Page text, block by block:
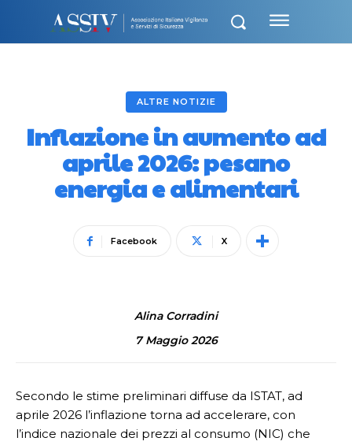
ALTRE NOTIZIE
Inflazione in aumento ad
aprile 2026: pesano
energia e alimentari
Facebook X
Alina Corradini
7 Maggio 2026
Secondo le stime preliminari diffuse da ISTAT, ad
aprile 2026 l’inflazione torna ad accelerare, con
l’indice nazionale dei prezzi al consumo (NIC) che